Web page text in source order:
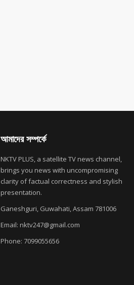
আমাদের সম্পর্কে
NKTV PLUS, a satellite TV news channel,
brings you news with uncompromising
clarity of factual correctness and stylish
presentation.
Ganeshguri, Guwahati, Assam 781006
Email: nktv247@gmail.com
Phone: 7099055656